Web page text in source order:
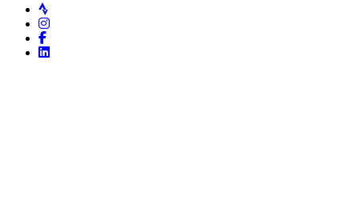
Strava
Instagram
Facebook
LinkedIn